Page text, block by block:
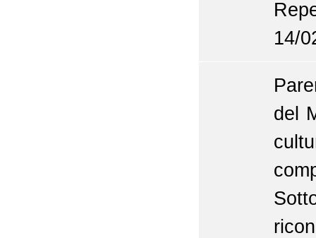
14/
del